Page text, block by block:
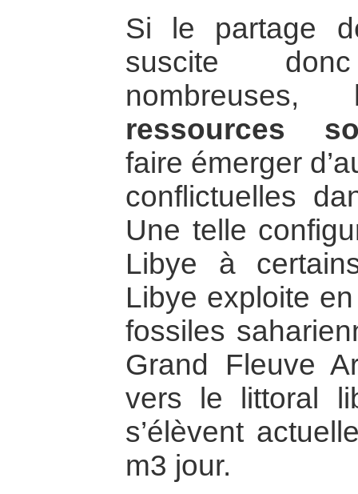
Si le partage
suscite
nombreuses,
ressources
faire émerger
conflictuelles
Une telle
Libye à
Libye exploite
fossiles
Grand Fleuve
vers le littoral
s’élèvent
m3 jour.